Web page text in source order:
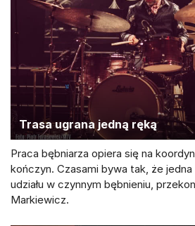
Trasa ugrana jedną ręką
Praca bębniarza opiera się na
kończyn. Czasami bywa tak, że
udziału w czynnym bębnieniu,
Markiewicz.